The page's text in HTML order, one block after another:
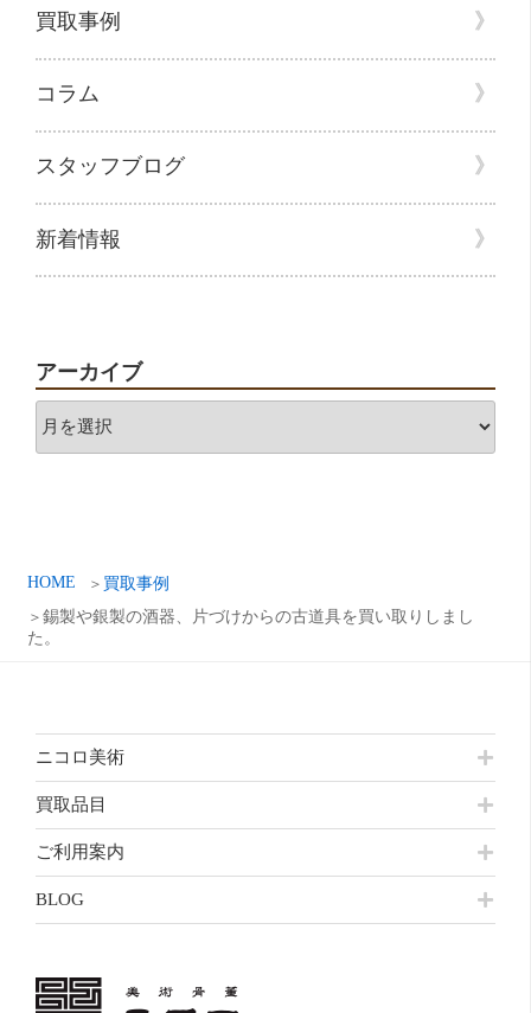
HOME
買取事例
錫製や銀製の酒器、片づけからの古道具を買い取りしまし
た。
買取事例
コラム
スタッフブログ
新着情報
アーカイブ
ア
ニコロ美術
買取品目
ご利用案内
BLOG